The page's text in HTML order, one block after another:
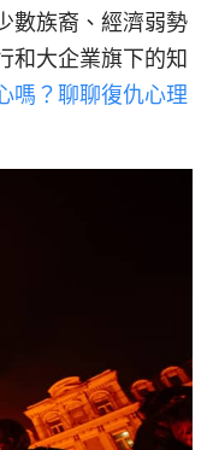
數族裔、經濟弱勢
和大企業旗下的知
嗎？聊聊復仇心理